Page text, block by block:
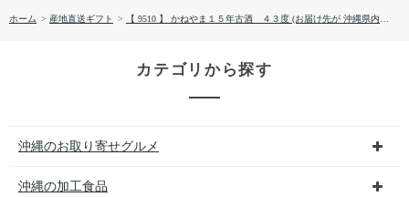
ホーム > 産地直送ギフト > 【 9510 】 かねやま１５年古酒 ４３度 (お届け先が 沖縄県内離島・沖縄県外 ) 産地直送 【 山川酒造 】
カテゴリから探す
沖縄のお取り寄せグルメ
沖縄の加工食品